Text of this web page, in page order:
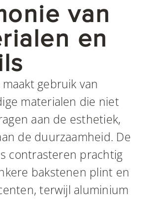
van
en
gebruik van
materialen die niet
aan de esthetiek,
de duurzaamheid. De
contrasteren prachtig
bakstenen plint en
terwijl aluminium